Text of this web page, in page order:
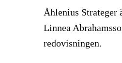
Åhlenius Strateger
Linnea
redovisningen.